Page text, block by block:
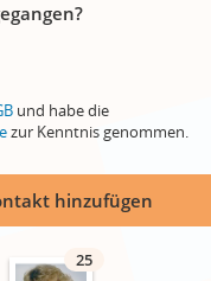
und habe die
zur Kenntnis genommen.
hinzufügen
25